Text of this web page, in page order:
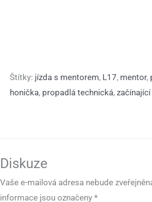
Štítky: jízda s mentorem, L17, mentor,
honička, propadlá technická,
Diskuze
Vaše e-mailová adresa nebude
informace jsou označeny *